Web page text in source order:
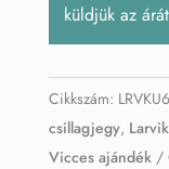
küldjük az árát
Cikkszám:
csillagjegy,
Vicces ajándék